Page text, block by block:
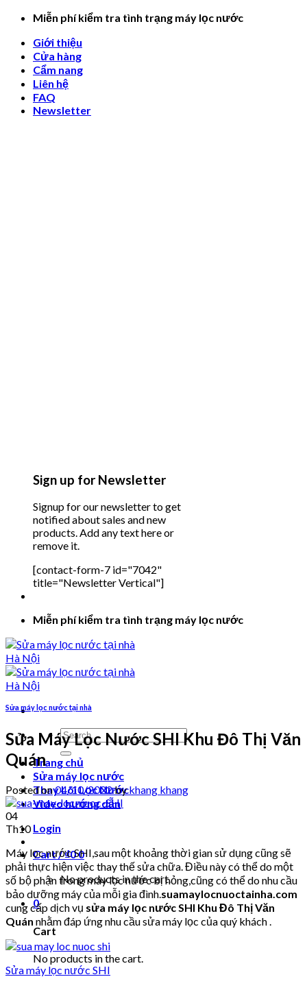
Skip
content
Miễn phí kiểm tra tình trạng máy lọc nước
Giới thiệu
Cửa hàng
Cẩm nang
Liên hệ
FAQ
Newsletter
Sign up for Newsletter
Signup for our newsletter to get
notified about sales and new
products. Add any text here or
remove it.
[contact-form-7 id="7042"
title="Newsletter Vertical"]
Miễn phí kiểm tra tình trạng máy lọc nước
Search
for:
Trang chủ
Sửa máy lọc nước
Thay Lõi Lọc Nước
Video hướng dẫn
Login
Cart /₫00
No products in the cart.
0
Cart
No products in the cart.
Sửa máy lọc nước tại nhà
Sửa Máy Lọc Nước SHI Khu Đô Thị Văn
Quán
Posted on04/10/2022bykhang khang
04
Th10
Máy lọc nước SHI,sau một khoảng thời gian sử dụng cũng sẽ
phải thực hiện việc thay thế sửa chữa. Điều này có thể do một
số bộ phận trong máy lọc nước bị hỏng,cũng có thể do nhu cầu
bảo dưỡng máy của mỗi gia đình.suamaylocnuoctainha.com
cung cấp dịch vụ sửa máy lọc nước SHI Khu Đô Thị Văn
Quán nhằm đáp ứng nhu cầu sửa máy lọc của quý khách .
Sửa máy lọc nước SHI